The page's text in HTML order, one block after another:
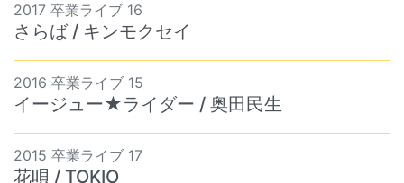
2017 卒業ライブ 16
さらば / キンモクセイ
2016 卒業ライブ 15
イージュー★ライダー / 奥田民生
2015 卒業ライブ 17
花唄 / TOKIO